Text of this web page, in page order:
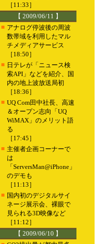
［11:33］
【 2009/06/11 】
■ アナログ停波後の周波
数帯域を利用したマル
チメディアサービス
［18:50］
■ 日テレが「ニュース検
索API」などを紹介、国
内の地上波放送局初
［18:36］
■ UQ Com田中社長、高速
＆オープン志向「UQ
WiMAX」のメリット語
る
［17:45］
■ 主催者企画コーナーで
は
「ServersMan@iPhone」
のデモも
［11:13］
■ 国内初のデジタルサイ
ネージ展示会、裸眼で
見られる3D映像など
［11:12］
【 2009/06/10 】